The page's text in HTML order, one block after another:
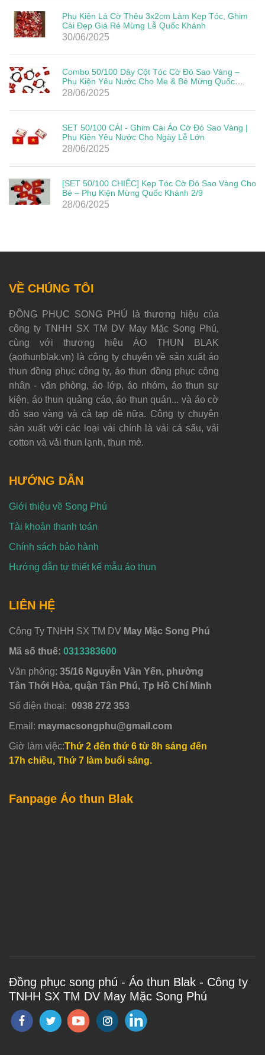
Phụ Kiện Lá Cờ Thêu 3x2cm Làm Kẹp Tóc, Ghim
Cài Đẹp Giá Rẻ Mừng Lễ Quốc Khánh
30/06/2025
Combo 50/100 Dây Cột Tóc Cờ Đỏ Sao Vàng –
Phụ Kiện Yêu Nước Cho Mẹ & Bé Mừng Quốc
Khánh 2/9
28/06/2025
SET 50/100 CÁI - Ghim Cài Áo Cờ Đỏ Sao Vàng |
Phụ Kiện Yêu Nước Cho Ngày Lễ Lớn
28/06/2025
[SET 50/100 CHIẾC] Kẹp Tóc Cờ Đỏ Sao Vàng Cho
Bé – Phụ Kiện Mừng Quốc Khánh 2/9
28/06/2025
VỀ CHÚNG TÔI
ĐỒNG PHỤC SONG PHÚ là thương hiệu của
công ty TNHH SX TM DV May Mặc Song Phú,
cùng với thương hiệu ÁO THUN BLAK
(aothunblak.vn) là công ty chuyên về sản xuất áo
thun đồng phục công ty, áo thun đồng phục công
nhân - văn phòng, áo lớp, áo nhóm, áo thun sự
kiện, áo thun quảng cáo, áo thun quán... và áo cờ
đỏ sao vàng và cả tạp dề nữa. Công ty chuyên
sản xuất với các loại vải chính là vải cá sấu, vải
cotton và vải thun lạnh, thun mè.
HƯỚNG DẪN
Giới thiệu về Song Phú
Tài khoản thanh toán
Chính sách bảo hành
Hướng dẫn tự thiết kế mẫu áo thun
LIÊN HỆ
Công Ty TNHH SX TM DV May Mặc Song Phú
Mã số thuế: 0313383600
Văn phòng: 35/16 Nguyễn Văn Yến, phường
Tân Thới Hòa, quận Tân Phú, Tp Hồ Chí Minh
Số điện thoại: 0938 272 353
Email: maymacsongphu@gmail.com
Giờ làm việc:Thứ 2 đến thứ 6 từ 8h sáng đến
17h chiều, Thứ 7 làm buổi sáng.
Fanpage Áo thun Blak
Đồng phục song phú - Áo thun Blak - Công ty
TNHH SX TM DV May Mặc Song Phú